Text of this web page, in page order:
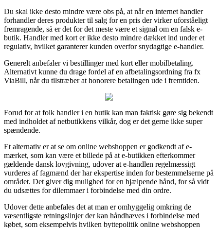
Du skal ikke desto mindre være obs på, at når en internet handler
forhandler deres produkter til salg for en pris der virker uforståeligt
fremragende, så er det for det meste være et signal om en falsk e-
butik. Handler med kort er ikke desto mindre dækket ind under et
regulativ, hvilket garanterer kunden overfor snydagtige e-handler.
Generelt anbefaler vi bestillinger med kort eller mobilbetaling.
Alternativt kunne du drage fordel af en afbetalingsordning fra fx
ViaBill, når du tilstræber at honorere betalingen ude i fremtiden.
Forud for at folk handler i en butik kan man faktisk gøre sig bekendt
med indholdet af netbutikkens vilkår, dog er det gerne ikke super
spændende.
Et alternativ er at se om online webshoppen er godkendt af e-
mærket, som kan være et billede på at e-butikken efterkommer
gældende dansk lovgivning, udover at e-handlen regelmæssigt
vurderes af fagmænd der har ekspertise inden for bestemmelserne på
området. Det giver dig mulighed for en hjælpende hånd, for så vidt
du udsættes for dilemmaer i forbindelse med din ordre.
Udover dette anbefales det at man er omhyggelig omkring de
væsentligste retningslinjer der kan håndhæves i forbindelse med
købet, som eksempelvis hvilken byttepolitik online webshoppen